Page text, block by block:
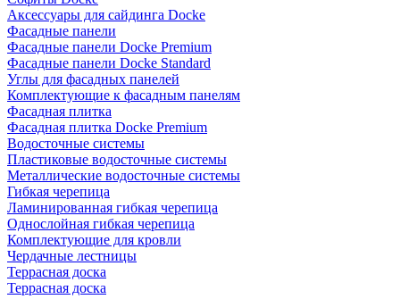
Аксессуары для сайдинга Docke
Фасадные панели
Фасадные панели Docke Premium
Фасадные панели Docke Standard
Углы для фасадных панелей
Комплектующие к фасадным панелям
Фасадная плитка
Фасадная плитка Docke Premium
Водосточные системы
Пластиковые водосточные системы
Металлические водосточные системы
Гибкая черепица
Ламинированная гибкая черепица
Однослойная гибкая черепица
Комплектующие для кровли
Чердачные лестницы
Террасная доска
Террасная доска